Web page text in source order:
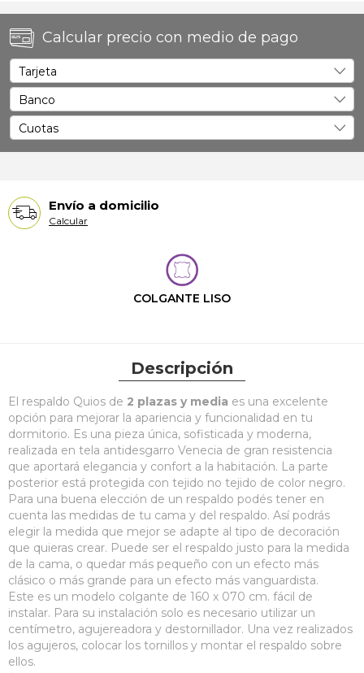
Calcular precio con medio de pago
Envío a domicilio
Calcular
COLGANTE LISO
Descripción
El respaldo Quios de 2 plazas y media es una excelente
opción para mejorar la apariencia y funcionalidad en tu
dormitorio. Es una pieza única, sofisticada y moderna,
realizada en tela antidesgarro Venecia de gran resistencia
que aportará elegancia y confort a la habitación. La parte
posterior está protegida con tejido no tejido de color negro.
Para una buena elección de un respaldo podés tener en
cuenta las medidas de tu cama y del respaldo. Así podrás
elegir la medida que mejor se adapte al tipo de decoración
que quieras crear. Puede ser el respaldo justo para la medida
de la cama, o quedar más pequeño con un efecto más
clásico o más grande para un efecto más vanguardista.
Este es un modelo colgante de 160 x 070 cm. fácil de
instalar. Para su instalación solo es necesario utilizar un
centímetro, agujereadora y destornillador. Una vez realizados
los agujeros, colocar los tornillos y montar el respaldo sobre
ellos.